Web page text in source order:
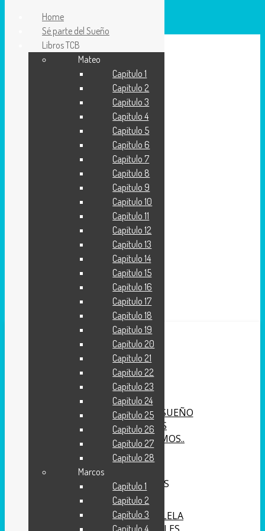
Proyecto Ευαγγελιο
Traducción contemporánea de la Biblia(TCB)
INICIO
APÓYANOS
SÉ PARTE DEL SUEÑO
TALLERES
QUIENES SOMOS..
BIBLIA (TCB)
HERRAMIENTAS
BIBLIA PARALELA
Home
Sé parte del Sueño
Libros TCB
Mateo
Capítulo 1
Capítulo 2
Capítulo 3
Capítulo 4
Capítulo 5
Capítulo 6
Capítulo 7
Capítulo 8
Capítulo 9
Capítulo 10
Capítulo 11
Capítulo 12
Capítulo 13
Capítulo 14
Capítulo 15
Capítulo 16
Capítulo 17
Capítulo 18
Capítulo 19
Capítulo 20
Capítulo 21
Capítulo 22
Capítulo 23
Capítulo 24
Capítulo 25
Capítulo 26
Capítulo 27
Capítulo 28
Marcos
Capítulo 1
Capítulo 2
Capítulo 3
Capítulo 4